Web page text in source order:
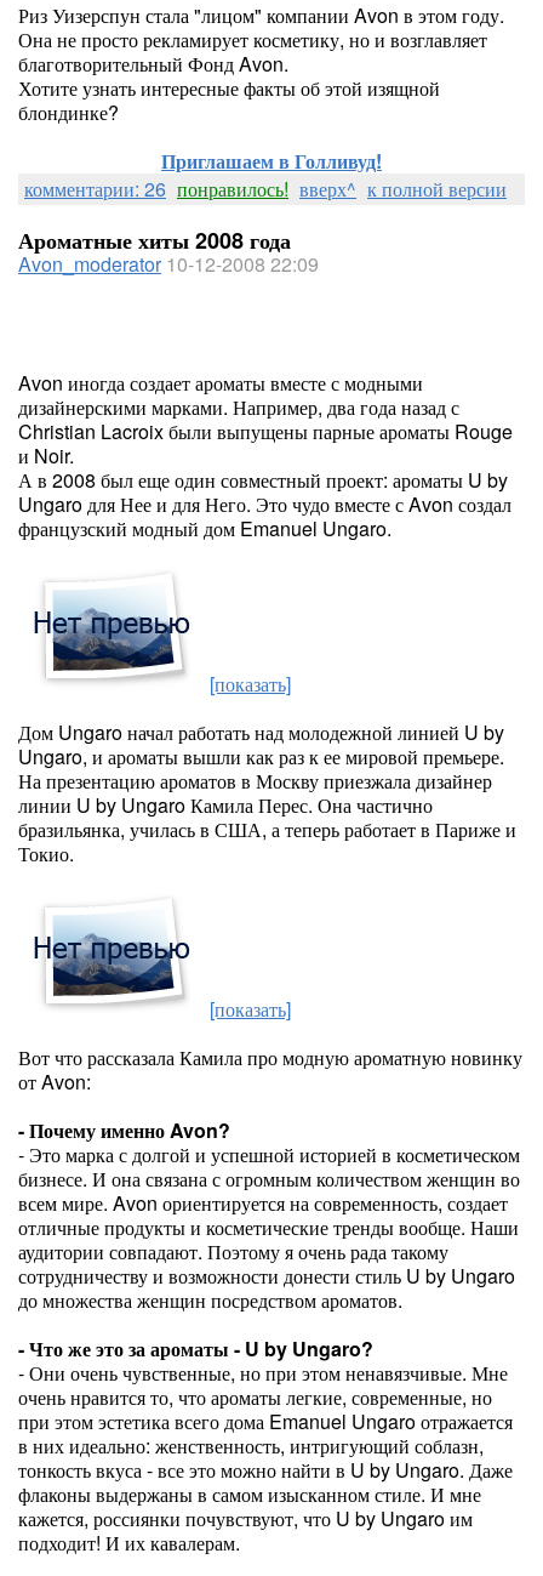
Риз Уизерспун стала "лицом" компании Avon в этом году.
Она не просто рекламирует косметику, но и возглавляет
благотворительный Фонд Avon.
Хотите узнать интересные факты об этой изящной
блондинке?
Приглашаем в Голливуд!
комментарии: 26 понравилось! вверх^ к полной версии
Ароматные хиты 2008 года
Avon_moderator 10-12-2008 22:09
Avon иногда создает ароматы вместе с модными
дизайнерскими марками. Например, два года назад с
Christian Lacroix были выпущены парные ароматы Rouge
и Noir.
А в 2008 был еще один совместный проект: ароматы U by
Ungaro для Нее и для Него. Это чудо вместе с Avon создал
французский модный дом Emanuel Ungaro.
[показать]
Дом Ungaro начал работать над молодежной линией U by
Ungaro, и ароматы вышли как раз к ее мировой премьере.
На презентацию ароматов в Москву приезжала дизайнер
линии U by Ungaro Камила Перес. Она частично
бразильянка, училась в США, а теперь работает в Париже и
Токио.
[показать]
Вот что рассказала Камила про модную ароматную новинку
от Avon:
- Почему именно Avon?
- Это марка с долгой и успешной историей в косметическом
бизнесе. И она связана с огромным количеством женщин во
всем мире. Avon ориентируется на современность, создает
отличные продукты и косметические тренды вообще. Наши
аудитории совпадают. Поэтому я очень рада такому
сотрудничеству и возможности донести стиль U by Ungaro
до множества женщин посредством ароматов.
- Что же это за ароматы - U by Ungaro?
- Они очень чувственные, но при этом ненавязчивые. Мне
очень нравится то, что ароматы легкие, современные, но
при этом эстетика всего дома Emanuel Ungaro отражается
в них идеально: женственность, интригующий соблазн,
тонкость вкуса - все это можно найти в U by Ungaro. Даже
флаконы выдержаны в самом изысканном стиле. И мне
кажется, россиянки почувствуют, что U by Ungaro им
подходит! И их кавалерам.